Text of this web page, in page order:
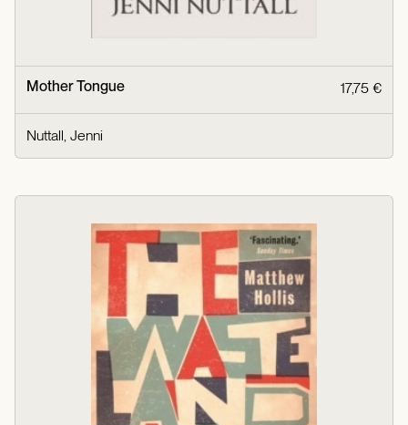
Mother Tongue 17,75 €
Nuttall, Jenni